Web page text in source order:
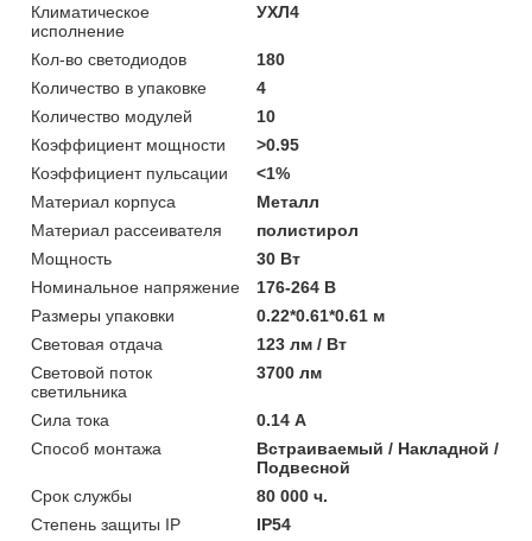
Климатическое
исполнение
УХЛ4
Кол-во светодиодов
180
Количество в упаковке
4
Количество модулей
10
Коэффициент мощности
>0.95
Коэффициент пульсации
<1%
Материал корпуса
Металл
Материал рассеивателя
полистирол
Мощность
30 Вт
Номинальное напряжение
176-264 В
Размеры упаковки
0.22*0.61*0.61 м
Световая отдача
123 лм / Вт
Световой поток
светильника
3700 лм
Сила тока
0.14 А
Способ монтажа
Встраиваемый / Накладной /
Подвесной
Срок службы
80 000 ч.
Степень защиты IP
IP54